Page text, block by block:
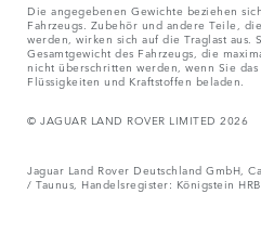
Die angegebenen Gewichte beziehen
Fahrzeugs. Zubehör und andere Teile,
werden, wirken sich auf die Traglast aus.
Gesamtgewicht des Fahrzeugs, die
nicht überschritten werden, wenn Sie das
Flüssigkeiten und Kraftstoffen beladen.
© JAGUAR LAND ROVER LIMITED 2026
Jaguar Land Rover Deutschland GmbH,
/ Taunus, Handelsregister: Königstein